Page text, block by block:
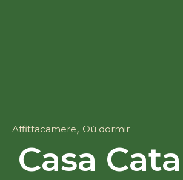
Casa
Affittacamere, Où dormir